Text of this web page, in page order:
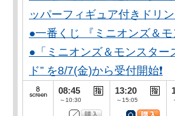
ッパーフィギュア付きドリ
●一番くじ 『ミニオンズ＆
●「ミニオンズ＆モンスタ
ド” を8/7(金)から受付開始❗️
08:45
～10:30
13:20
～15:05